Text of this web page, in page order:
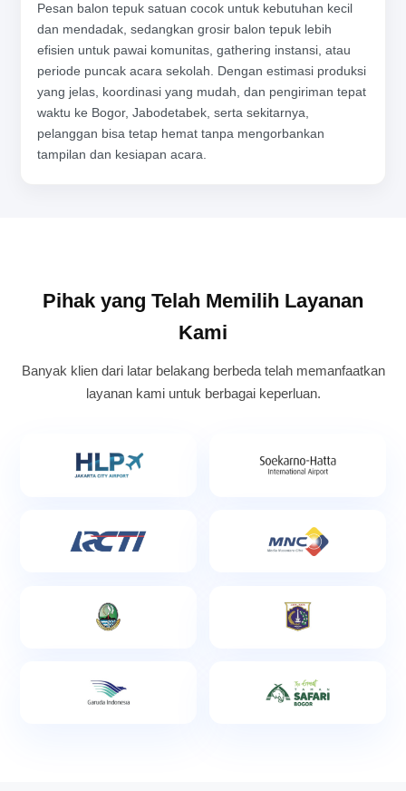
Pesan balon tepuk satuan cocok untuk kebutuhan kecil
dan mendadak, sedangkan grosir balon tepuk lebih
efisien untuk pawai komunitas, gathering instansi, atau
periode puncak acara sekolah. Dengan estimasi produksi
yang jelas, koordinasi yang mudah, dan pengiriman tepat
waktu ke Bogor, Jabodetabek, serta sekitarnya,
pelanggan bisa tetap hemat tanpa mengorbankan
tampilan dan kesiapan acara.
Pihak yang Telah Memilih Layanan
Kami
Banyak klien dari latar belakang berbeda telah memanfaatkan
layanan kami untuk berbagai keperluan.